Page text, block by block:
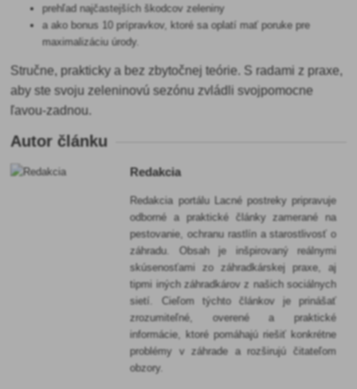
prehľad najčastejších škodcov zeleniny
a ako bonus 10 prípravkov, ktoré sa oplatí mať poruke pre
maximalizáciu úrody.
Stručne, prakticky a bez zbytočnej teórie. S radami z praxe,
aby ste svoju zeleninovú sezónu zvládli svojpomocne
ľavou-zadnou.
Autor článku
Redakcia
Redakcia portálu Lacné postreky pripravuje
odborné a praktické články zamerané na
pestovanie, ochranu rastlín a starostlivosť o
záhradu. Obsah je inšpirovaný reálnymi
skúsenosťami zo záhradkárskej praxe, aj
tipmi iných záhradkárov z našich sociálnych
sietí. Cieľom týchto článkov je prinášať
zrozumiteľné, overené a praktické
informácie, ktoré pomáhajú riešiť konkrétne
problémy v záhrade a rozširujú čitateľom
obzory.